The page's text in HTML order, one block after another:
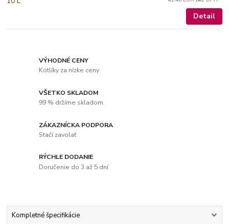
Detail
VÝHODNÉ CENY
Kotlíky za nízke ceny
VŠETKO SKLADOM
99 % držíme skladom
ZÁKAZNÍCKA PODPORA
Stačí zavolať
RÝCHLE DODANIE
Doručenie do 3 až 5 dní
Kompletné špecifikácie